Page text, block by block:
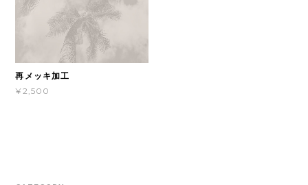
再メッキ加工
¥2,500